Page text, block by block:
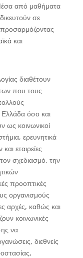
από μαθήματα
σε
προσαρμόζοντας
και
διαθέτουν
που τους
όσο και
ως κοινωνικοί
ερευνητικά
εταιρείες
σχεδιασμό, την
προοπτικές
οργανισμούς
αρχές, καθώς και
κοινωνικές
να
διεθνείς